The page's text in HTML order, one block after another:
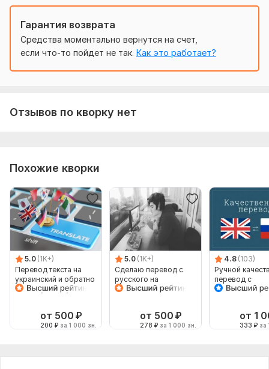
Гарантия возврата
Средства моментально вернутся на счет,
если что-то пойдет не так. Как это работает?
Отзывов по кворку нет
Похожие кворки
5.0 (1K+)
Перевод текста на
украинский и обратно
на любую тему от
от 500 ₽
200 ₽ за 1 000 зн.
5.0 (1K+)
Сделаю перевод с
русского на
английский и
от 500 ₽
278 ₽ за 1 000 зн.
4.8 (103)
Ручной
перевод с
английского
от 1
333 ₽ за